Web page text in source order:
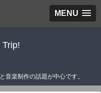
MENU
Trip!
音楽制作の話題が中心です。